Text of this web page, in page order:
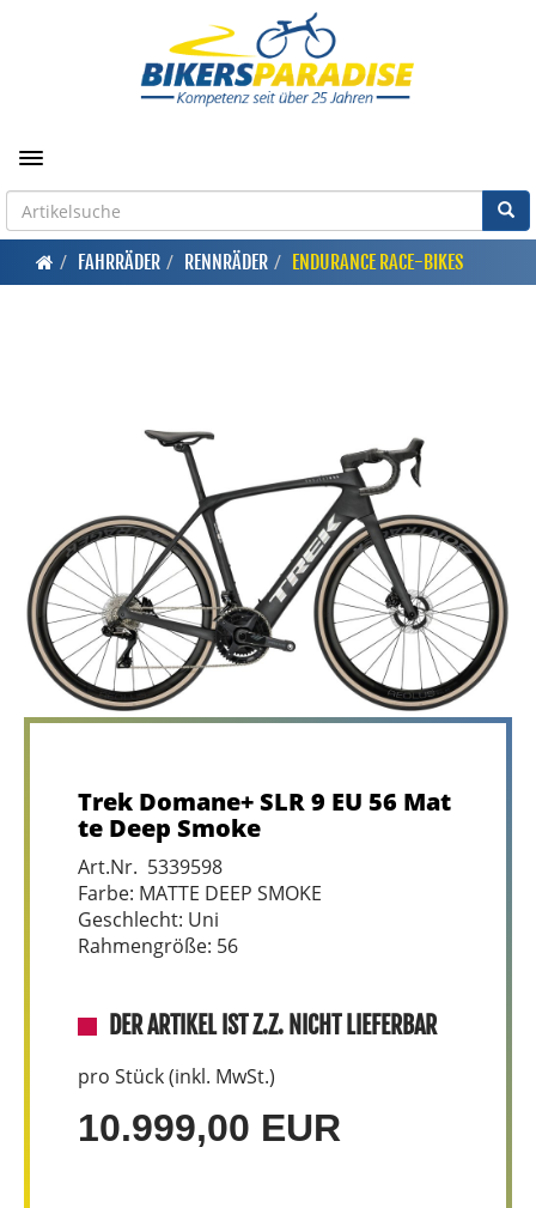
Toggle navigation
FAHRRÄDER RENNRÄDER ENDURANCE RACE-BIKES
Trek Domane+ SLR 9 EU 56 Mat
te Deep Smoke
Art.Nr. 5339598
Farbe: MATTE DEEP SMOKE
Geschlecht: Uni
Rahmengröße: 56
DER ARTIKEL IST Z.Z. NICHT LIEFERBAR
pro Stück (inkl. MwSt.)
10.999,00 EUR